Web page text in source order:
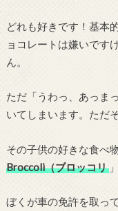
どれも好きです！基本
ョコレートは嫌いです
ん。
ただ「うわっ、あっま
いてしまいます。ただ
その子供の好きな食べ
Broccoli（ブロッコリ
ぼくが車の免許を取っ